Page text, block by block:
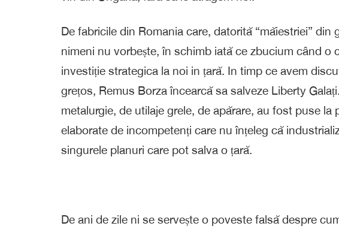
De fabricile din Romania care, datorită “măiestriei”
nimeni nu vorbește, în schimb iată ce zbucium când o
investiție strategica la noi in țară. In timp ce avem
grețos, Remus Borza încearcă sa salveze Liberty
metalurgie, de utilaje grele, de apărare, au fost puse
elaborate de incompetenți care nu înțeleg că
singurele planuri care pot salva o țară.
De ani de zile ni se servește o poveste falsă despre